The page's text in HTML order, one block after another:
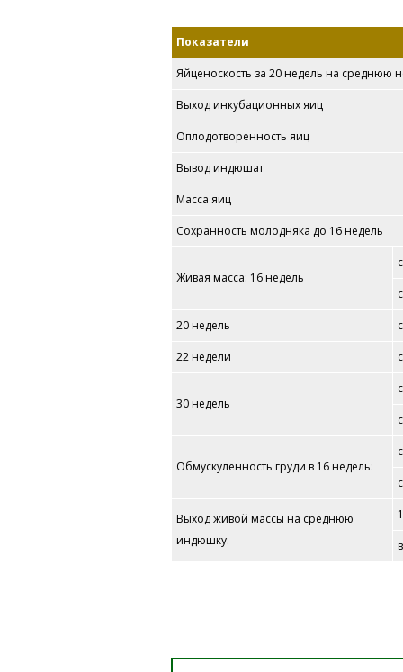
Показатели
Яйценоскость за 20 недель на среднюю
Выход инкубационных яиц
Оплодотворенность яиц
Вывод индюшат
Масса яиц
Сохранность молодняка до 16 недель
Живая масса: 16 недель
20 недель
22 недели
30 недель
Обмускуленность груди в 16 недель:
Выход живой массы на среднюю
индюшку: